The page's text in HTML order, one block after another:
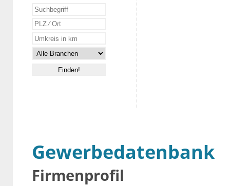
Gewerbedatenbank
Firmenprofil